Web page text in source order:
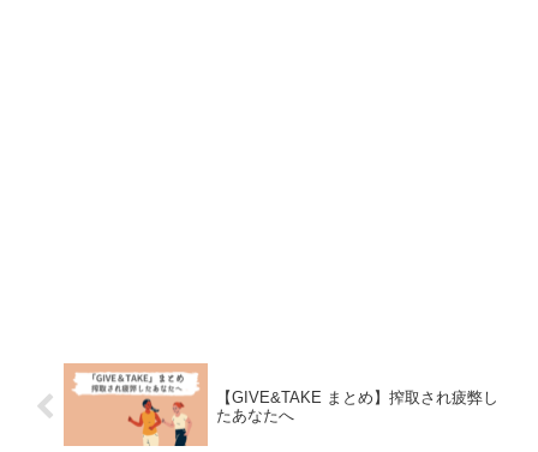
【GIVE&TAKE まとめ】搾取され疲弊し
たあなたへ